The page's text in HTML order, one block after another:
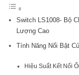
Switch LS1008- Bộ
Lượng Cao
Tính Năng Nổi Bật
Hiệu Suất Kết Nối